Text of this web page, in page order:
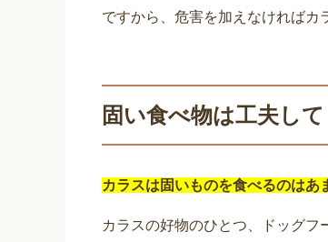
ですから、危害を加えなければカ
固い食べ物は工夫して
カラスは固いものを食べるのはあ
カラスの好物のひとつ、ドッグ